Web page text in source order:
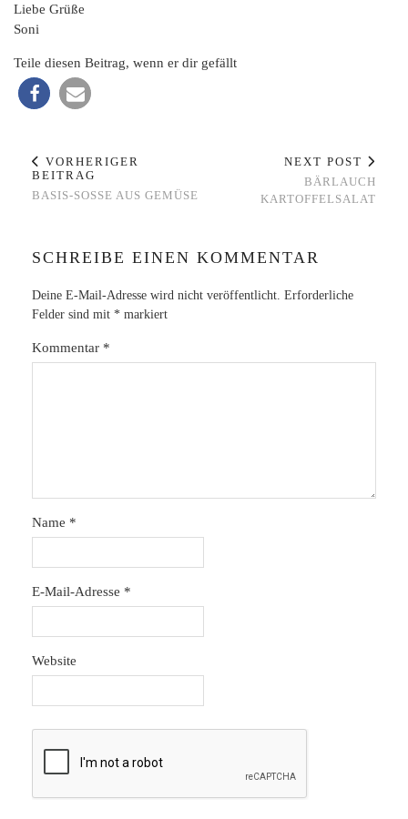
Liebe Grüße
Soni
Teile diesen Beitrag, wenn er dir gefällt
VORHERIGER
BEITRAG
BASIS-SOSSE AUS GEMÜSE
NEXT POST
BÄRLAUCH
KARTOFFELSALAT
SCHREIBE EINEN KOMMENTAR
Deine E-Mail-Adresse wird nicht veröffentlicht. Erforderliche
Felder sind mit * markiert
Kommentar *
Name *
E-Mail-Adresse *
Website